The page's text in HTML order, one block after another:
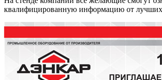
квалифицированную информацию от